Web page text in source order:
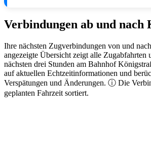
Verbindungen ab und nach
Ihre nächsten Zugverbindungen von und
angezeigte Übersicht zeigt alle Zugabfahrten
nächsten drei Stunden am Bahnhof
auf aktuellen Echtzeitinformationen und
Verspätungen und Änderungen. ⓘ Die
geplanten Fahrzeit sortiert.